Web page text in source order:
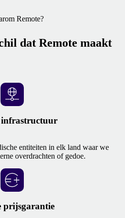
Remote?
dat Remote maakt
infrastructuur
entiteiten in elk land waar we
overdrachten of gedoe.
prijsgarantie